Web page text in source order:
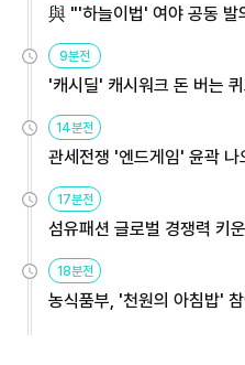
與 "'하늘이법' 여야 공동
9분전
'캐시딜' 캐시워크 돈 버는
14분전
관세전쟁 '엔드게임' 윤곽
용해야
17분전
섬유패션 글로벌 경쟁력 키
원
18분전
농식품부, '천원의 아침밥'